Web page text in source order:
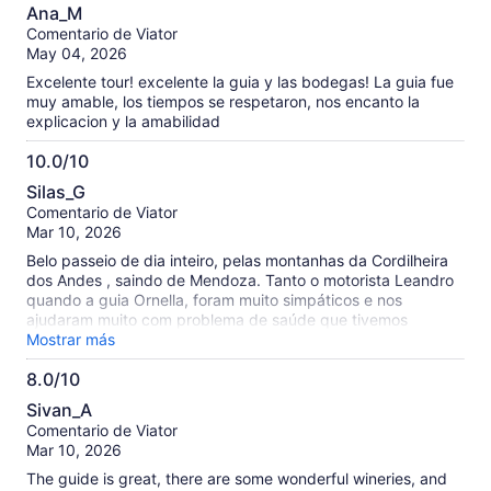
información
sobre
nuestras
verificadas
de
10
Ana_M
Comentario de Viator
May 04, 2026
Excelente tour! excelente la guia y las bodegas! La guia fue
muy amable, los tiempos se respetaron, nos encanto la
explicacion y la amabilidad
10.0/10
10.0
de
10
Silas_G
Comentario de Viator
Mar 10, 2026
Belo passeio de dia inteiro, pelas montanhas da Cordilheira
dos Andes , saindo de Mendoza. Tanto o motorista Leandro
quando a guia Ornella, foram muito simpáticos e nos
ajudaram muito com problema de saúde que tivemos
durante a viagem .
Mostrar más
8.0/10
8.0
de
10
Sivan_A
Comentario de Viator
Mar 10, 2026
The guide is great, there are some wonderful wineries, and